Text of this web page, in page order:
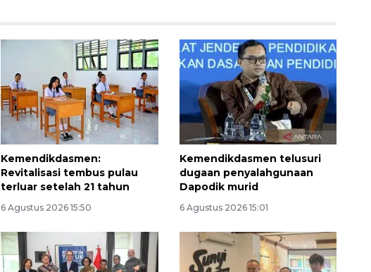
Kemendikdasmen:
Revitalisasi tembus pulau
terluar setelah 21 tahun
6 Agustus 2026 15:50
Kemendikdasmen telusuri
dugaan penyalahgunaan
Dapodik murid
6 Agustus 2026 15:01
Awas penipuan berbasis AI